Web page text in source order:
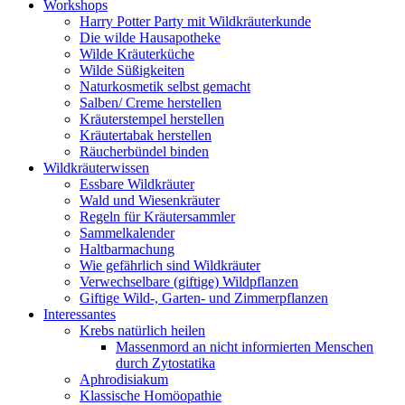
Workshops
Harry Potter Party mit Wildkräuterkunde
Die wilde Hausapotheke
Wilde Kräuterküche
Wilde Süßigkeiten
Naturkosmetik selbst gemacht
Salben/ Creme herstellen
Kräuterstempel herstellen
Kräutertabak herstellen
Räucherbündel binden
Wildkräuterwissen
Essbare Wildkräuter
Wald und Wiesenkräuter
Regeln für Kräutersammler
Sammelkalender
Haltbarmachung
Wie gefährlich sind Wildkräuter
Verwechselbare (giftige) Wildpflanzen
Giftige Wild-, Garten- und Zimmerpflanzen
Interessantes
Krebs natürlich heilen
Massenmord an nicht informierten Menschen
durch Zytostatika
Aphrodisiakum
Klassische Homöopathie